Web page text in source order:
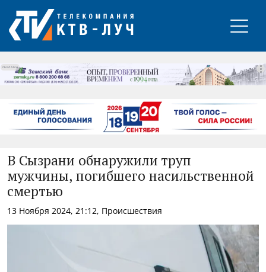
РЕКЛАМА
В Сызрани обнаружили труп
мужчины, погибшего насильственной
смертью
13 Ноября 2024, 21:12, Происшествия